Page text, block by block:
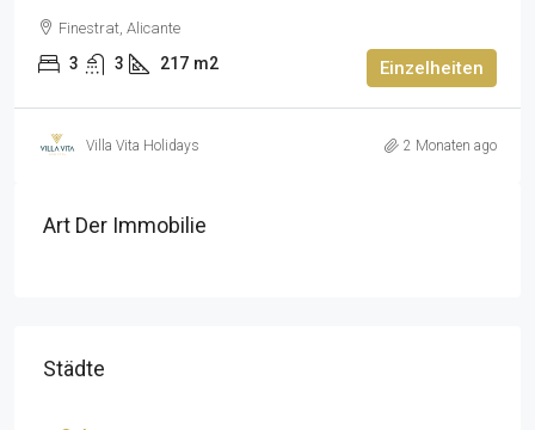
Finestrat, Alicante
3 3 217 m2 Einzelheiten
Villa Vita Holidays 2 Monaten ago
Art Der Immobilie
Städte